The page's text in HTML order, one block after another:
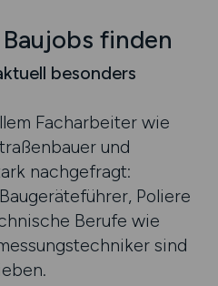
finden
besonders
Facharbeiter wie
und
nachgefragt:
Poliere
Berufe wie
sind